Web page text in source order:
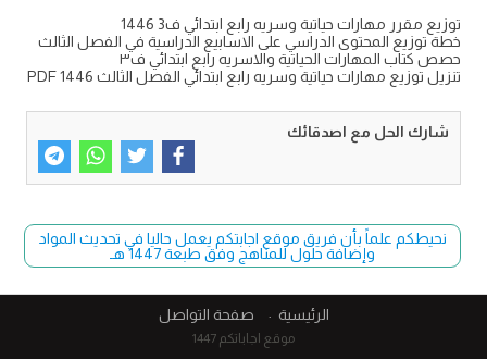
توزيع مقرر مهارات حياتية وسريه رابع ابتدائي ف3 1446
خطة توزيع المحتوى الدراسي على الاسابيع الدراسية في الفصل الثالث
حصص كتاب المهارات الحياتية والاسريه رابع ابتدائي ف٣
تنزيل توزيع مهارات حياتية وسريه رابع ابتدائي الفصل الثالث PDF 1446
شارك الحل مع اصدقائك
نحيطكم علماً بأن فريق موقع اجابتكم يعمل حاليا في تحديث المواد
وإضافة حلول للمناهج وفق طبعة 1447 هـ
الرئيسية صفحة التواصل
موقع اجاباتكم 1447